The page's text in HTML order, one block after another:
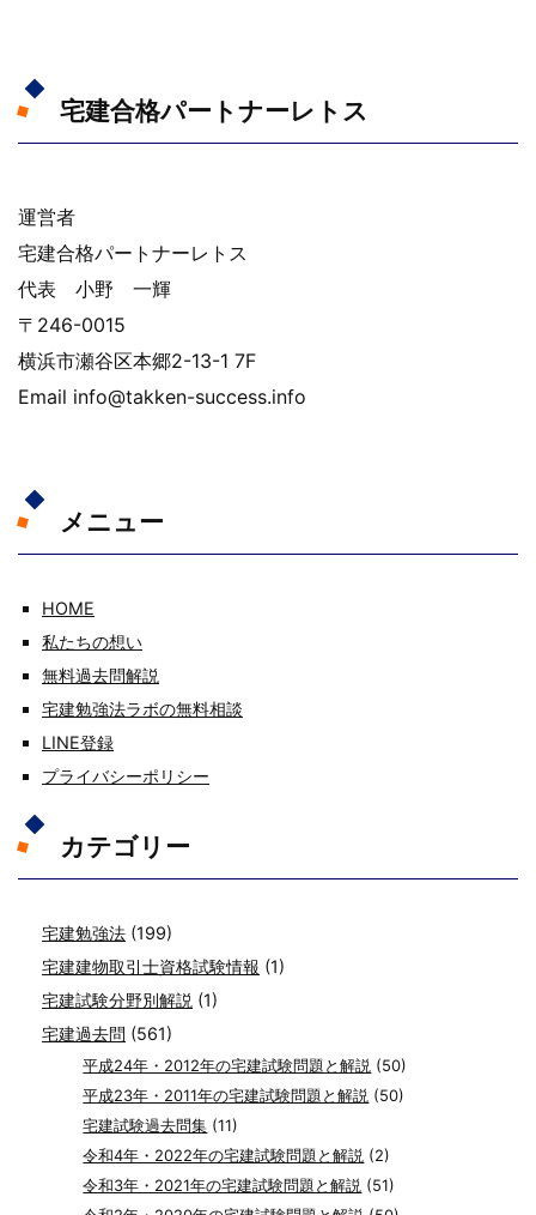
宅建合格パートナーレトス
運営者
宅建合格パートナーレトス
代表 小野 一輝
〒246-0015
横浜市瀬谷区本郷2-13-1 7F
Email info@takken-success.info
メニュー
HOME
私たちの想い
無料過去問解説
宅建勉強法ラボの無料相談
LINE登録
プライバシーポリシー
カテゴリー
宅建勉強法 (199)
宅建建物取引士資格試験情報 (1)
宅建試験分野別解説 (1)
宅建過去問 (561)
平成24年・2012年の宅建試験問題と解説 (50)
平成23年・2011年の宅建試験問題と解説 (50)
宅建試験過去問集 (11)
令和4年・2022年の宅建試験問題と解説 (2)
令和3年・2021年の宅建試験問題と解説 (51)